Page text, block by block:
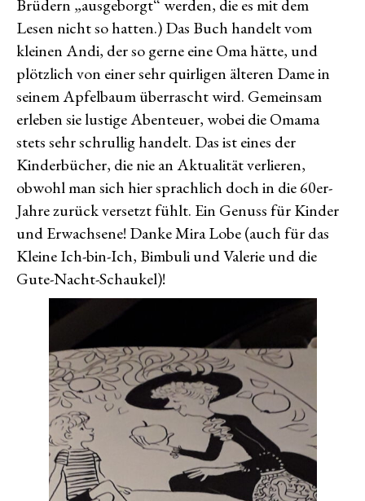
Brüdern „ausgeborgt“ werden, die es mit dem
Lesen nicht so hatten.) Das Buch handelt vom
kleinen Andi, der so gerne eine Oma hätte, und
plötzlich von einer sehr quirligen älteren Dame in
seinem Apfelbaum überrascht wird. Gemeinsam
erleben sie lustige Abenteuer, wobei die Omama
stets sehr schrullig handelt. Das ist eines der
Kinderbücher, die nie an Aktualität verlieren,
obwohl man sich hier sprachlich doch in die 60er-
Jahre zurück versetzt fühlt. Ein Genuss für Kinder
und Erwachsene! Danke Mira Lobe (auch für das
Kleine Ich-bin-Ich, Bimbuli und Valerie und die
Gute-Nacht-Schaukel)!